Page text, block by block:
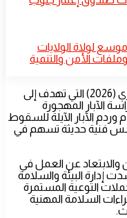
موسع لولاة الولايات
الأمن والتنمية
وأفصح عن خطة مكتب الولاية للعام الجاري (2026) التي تهدف إلى
الآبار المهجورة
وردم الآبار الآيلة للسقوط
فنية حديثة تسهم في
والابتعاد عن العمل في
إدارة البيئة والسلامة
التوعية المستمرة
السلامة المهنية